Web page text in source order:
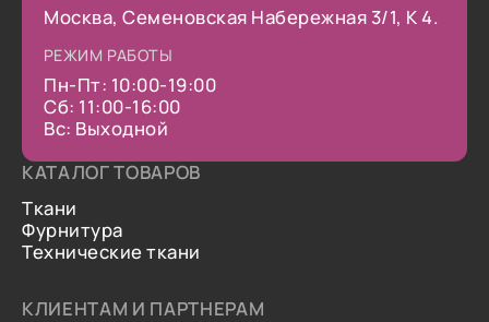
Москва, Семеновская Набережная 3/1, К 4.
РЕЖИМ РАБОТЫ
Пн-Пт: 10:00-19:00
Сб: 11:00-16:00
Вс: Выходной
КАТАЛОГ ТОВАРОВ
Ткани
Фурнитура
Технические ткани
КЛИЕНТАМ И ПАРТНЕРАМ